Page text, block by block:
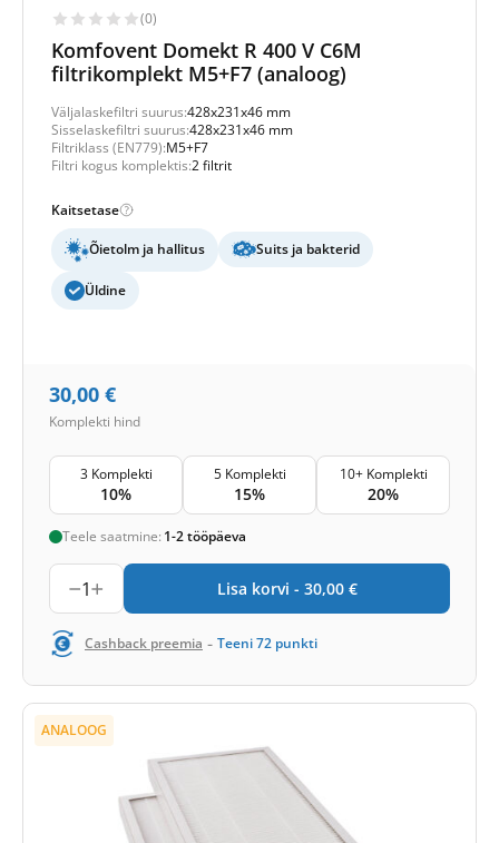
(0)
Komfovent Domekt R 400 V C6M
filtrikomplekt M5+F7 (analoog)
Väljalaskefiltri suurus:428x231x46 mm
Sisselaskefiltri suurus:428x231x46 mm
Filtriklass (EN779):M5+F7
Filtri kogus komplektis:2 filtrit
Kaitsetase
Õietolm ja hallitus Suits ja bakterid
Üldine
30,00 €
Komplekti hind
3 Komplekti
10%
5 Komplekti
15%
10+ Komplekti
20%
Teele saatmine: 1-2 tööpäeva
1 Lisa korvi - 30,00 €
Cashback preemia - Teeni72 punkti
ANALOOG